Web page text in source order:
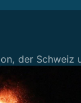
der Schweiz